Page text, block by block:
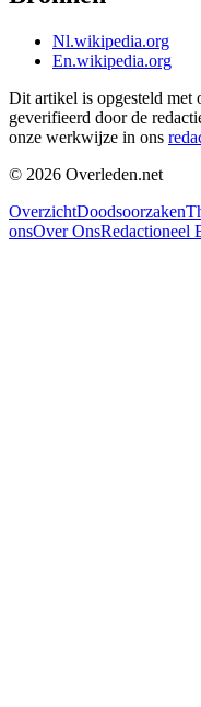
Nl.wikipedia.org
En.wikipedia.org
Dit artikel is opgesteld met
geverifieerd door de
onze werkwijze in ons
© 2026 Overleden.net
OverzichtDoodsoorzaken
onsOver OnsRedactioneel